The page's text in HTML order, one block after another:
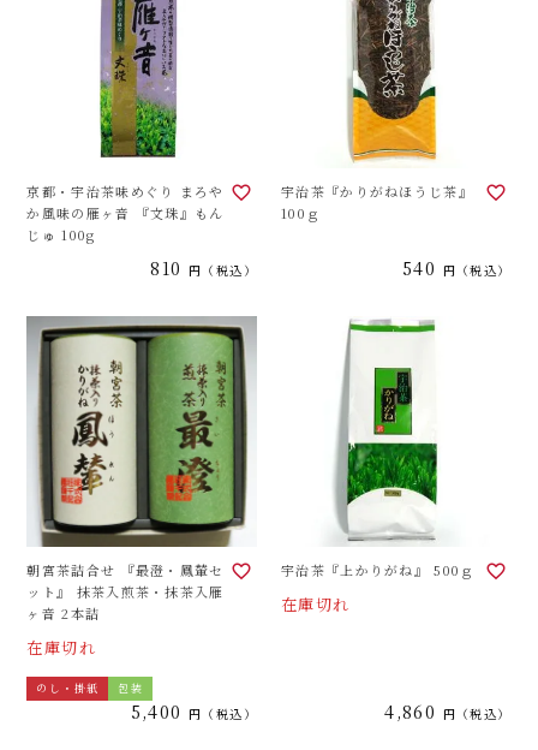
京都・宇治茶味めぐり まろや
か風味の雁ヶ音 『文珠』もん
じゅ 100g
810 税込
宇治茶『かりがねほうじ茶』
100ｇ
540 税込
朝宮茶詰合せ 『最澄・鳳輦セ
ット』 抹茶入煎茶・抹茶入雁
ヶ音 2本詰
在庫切れ
のし・掛紙 包装
5,400 税込
宇治茶『上かりがね』 500ｇ
在庫切れ
4,860 税込